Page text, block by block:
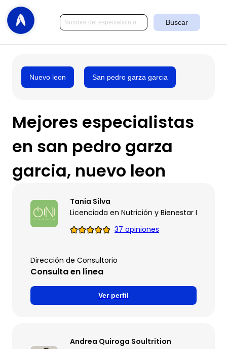
Buscar
Nuevo leon San pedro garza garcia
Mejores especialistas
en san pedro garza
garcia, nuevo leon
Tania Silva
Licenciada en Nutrición y Bienestar Integral
37 opiniones
Dirección de Consultorio
Consulta en línea
Ver perfil
Andrea Quiroga Soultrition